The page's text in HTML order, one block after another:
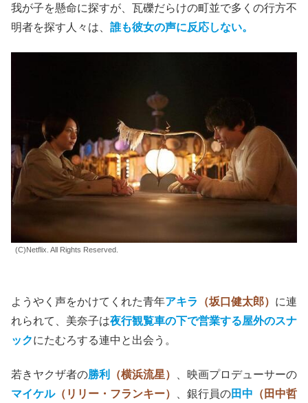
我が子を懸命に探すが、瓦礫だらけの町並で多くの行方不
明者を探す人々は、 誰も彼女の声に反応しない。
(C)Netflix. All Rights Reserved.
ようやく声をかけてくれた青年アキラ （坂口健太郎） に連
れられて、美奈子は夜行観覧車の下で営業する屋外のスナ
ックにたむろする連中と出会う。
若きヤクザ者の勝利 （横浜流星）
、映画プロデューサーの
マイケル（リリー・フランキー） 、銀行員の田中 （田中哲